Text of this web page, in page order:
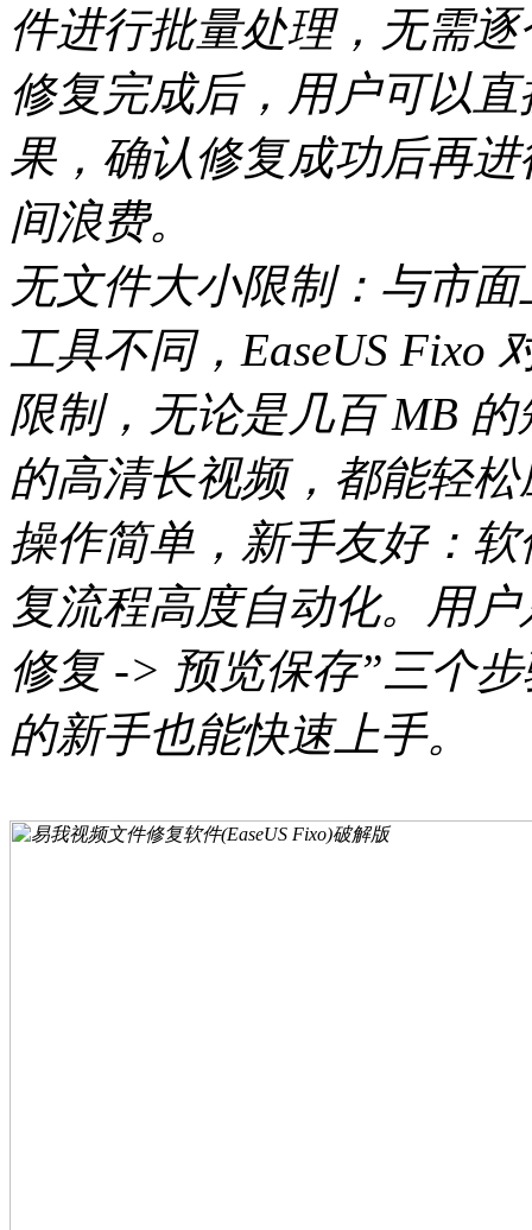
件进行批量处理，无需
修复完成后，用户可以
果，确认修复成功后再
间浪费。
无文件大小限制：与市
工具不同，EaseUS Fixo
限制，无论是几百 MB
的高清长视频，都能轻
操作简单，新手友好：
复流程高度自动化。用
修复 -> 预览保存”三个
的新手也能快速上手。